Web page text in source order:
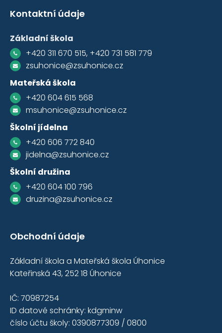
Kontaktní údaje
Základní škola
+420 311 670 515, +420 731 581 779
zsuhonice@zsuhonice.cz
Mateřská škola
+420 604 615 568
msuhonice@zsuhonice.cz
Školní jídelna
+420 606 772 840
jidelna@zsuhonice.cz
Školní družina
+420 604 100 796
druzina@zsuhonice.cz
Obchodní údaje
Základní škola a Mateřská škola Úhonice
Kateřinská 43, 252 18 Úhonice
IČ: 70987254
ID datové schránky: kdgminw
číslo účtu školy: 0390877309 / 0800